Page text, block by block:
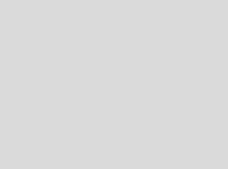
van teakhouten tuinmeubelen.